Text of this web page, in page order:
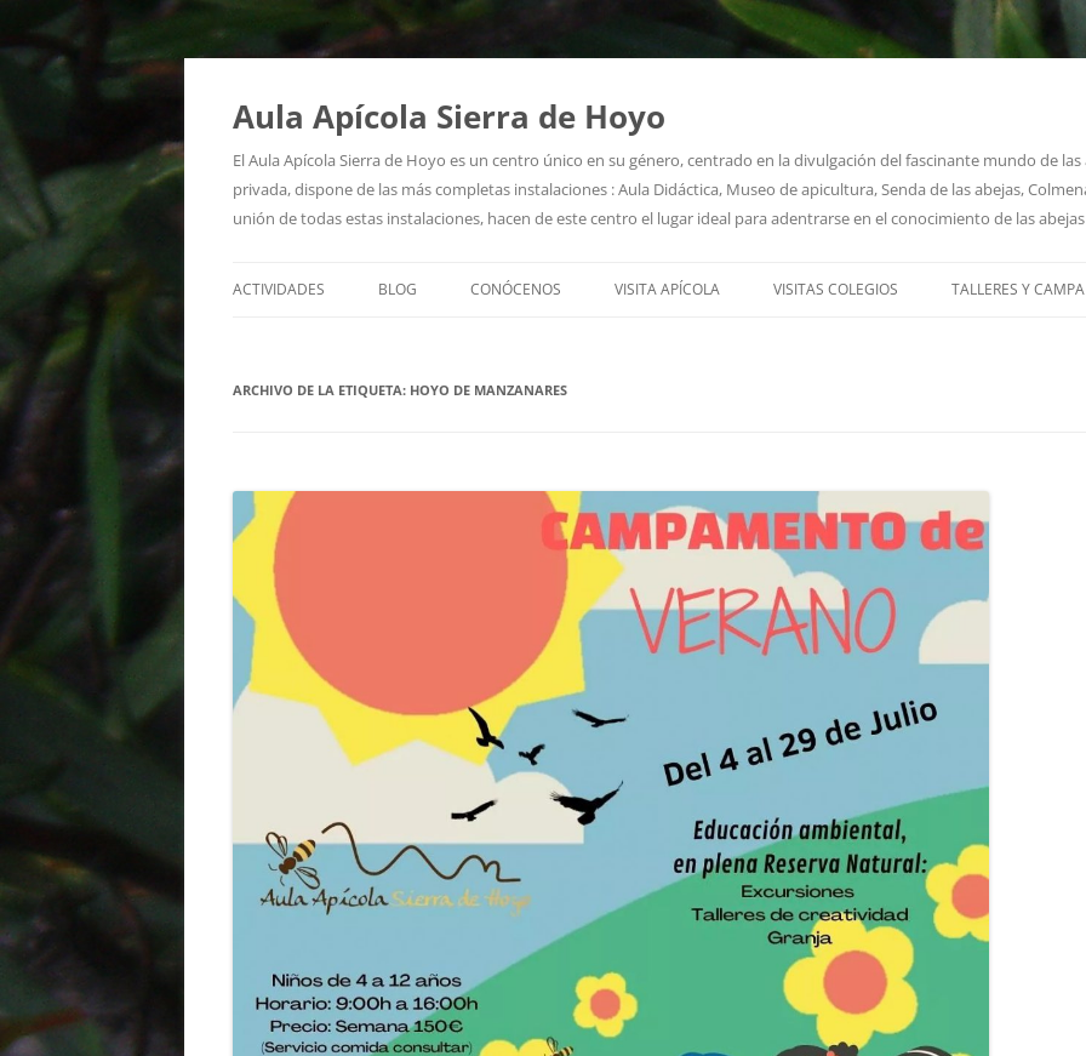
Aula Apícola Sierra de Hoyo
El Aula Apícola Sierra de Hoyo es un centro único en su género, centrado en la divulgación del fascinante mundo de
privada, dispone de las más completas instalaciones : Aula Didáctica, Museo de apicultura, Senda de las abejas,
unión de todas estas instalaciones, hacen de este centro el lugar ideal para adentrarse en el conocimiento de las
al
ACTIVIDADES BLOG CONÓCENOS
DÓNDE ESTAMOS
SALA DE PRENSA
VISITA APÍCOLA VISITAS COLEGIOS TALLERES Y
ARCHIVO DE LA ETIQUETA: HOYO DE MANZANARES